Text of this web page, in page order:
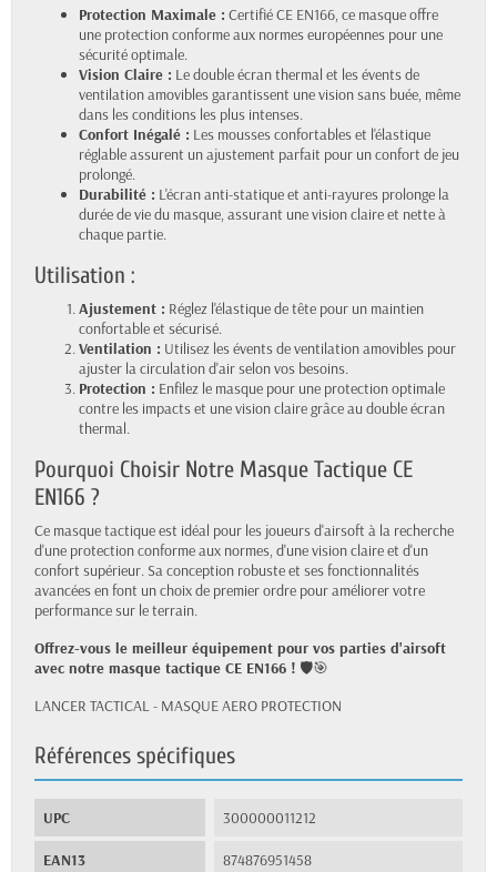
Protection Maximale : Certifié CE EN166, ce masque offre
une protection conforme aux normes européennes pour une
sécurité optimale.
Vision Claire : Le double écran thermal et les évents de
ventilation amovibles garantissent une vision sans buée, même
dans les conditions les plus intenses.
Confort Inégalé : Les mousses confortables et l'élastique
réglable assurent un ajustement parfait pour un confort de jeu
prolongé.
Durabilité : L'écran anti-statique et anti-rayures prolonge la
durée de vie du masque, assurant une vision claire et nette à
chaque partie.
Utilisation :
Ajustement : Réglez l'élastique de tête pour un maintien
confortable et sécurisé.
Ventilation : Utilisez les évents de ventilation amovibles pour
ajuster la circulation d'air selon vos besoins.
Protection : Enfilez le masque pour une protection optimale
contre les impacts et une vision claire grâce au double écran
thermal.
Pourquoi Choisir Notre Masque Tactique CE
EN166 ?
Ce masque tactique est idéal pour les joueurs d'airsoft à la recherche
d'une protection conforme aux normes, d'une vision claire et d'un
confort supérieur. Sa conception robuste et ses fonctionnalités
avancées en font un choix de premier ordre pour améliorer votre
performance sur le terrain.
Offrez-vous le meilleur équipement pour vos parties d'airsoft
avec notre masque tactique CE EN166 ! 🛡️🎯
LANCER TACTICAL - MASQUE AERO PROTECTION
Références spécifiques
UPC 300000011212
EAN13 874876951458